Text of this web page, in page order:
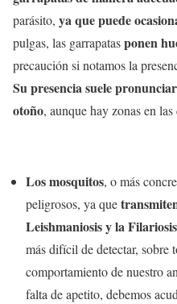
parásito, ya que puede
pulgas, las garrapatasponen
precaución si notamos la
Su presencia suele
otoño, aunque hay zonas en
Los mosquitos, o más
peligrosos, ya que
Leishmaniosis y la Filariosis
más difícil de detectar, sobre
comportamiento de nuestro
falta de apetito, debemos